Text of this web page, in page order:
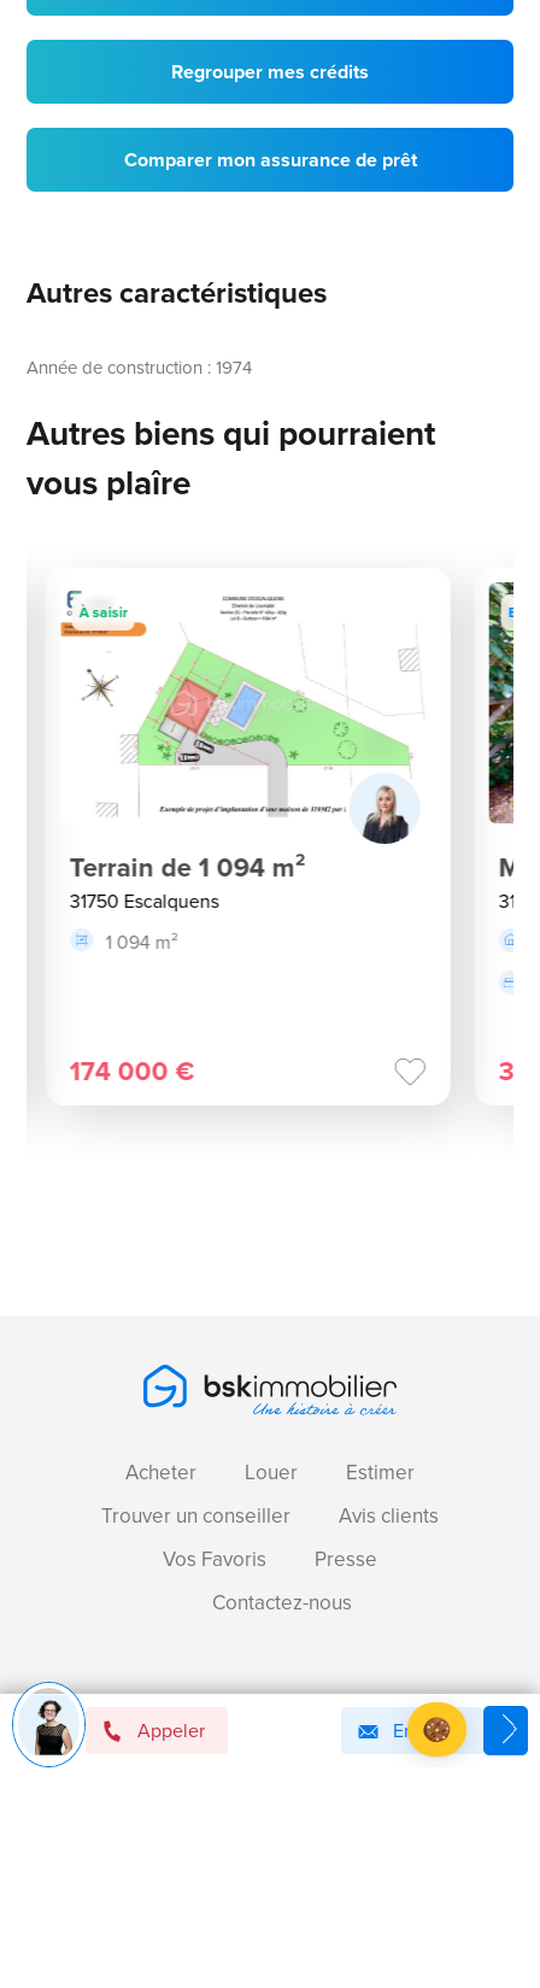
Appeler Email
Regrouper mes crédits
Comparer mon assurance de prêt
Autres caractéristiques
Année de construction : 1974
Autres biens qui pourraient
vous plaîre
À saisir
Terrain de 1 094 m²
31750 Escalquens
1 094 m²
174 000 €
Acheter Louer
Estimer
Trouver un conseiller
Avis clients
Vos Favoris
Presse
Contactez-nous
Devenir mandataire immobilier BSK !